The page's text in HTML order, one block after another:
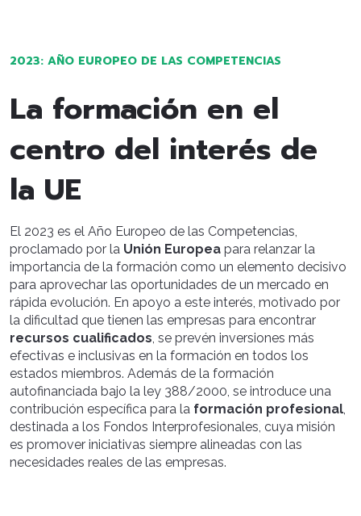
2023: AÑO EUROPEO DE LAS COMPETENCIAS
La formación en el
centro del interés de
la UE
El 2023 es el Año Europeo de las Competencias,
proclamado por la Unión Europea para relanzar la
importancia de la formación como un elemento decisivo
para aprovechar las oportunidades de un mercado en
rápida evolución. En apoyo a este interés, motivado por
la dificultad que tienen las empresas para encontrar
recursos cualificados, se prevén inversiones más
efectivas e inclusivas en la formación en todos los
estados miembros. Además de la formación
autofinanciada bajo la ley 388/2000, se introduce una
contribución específica para la formación profesional,
destinada a los Fondos Interprofesionales, cuya misión
es promover iniciativas siempre alineadas con las
necesidades reales de las empresas.